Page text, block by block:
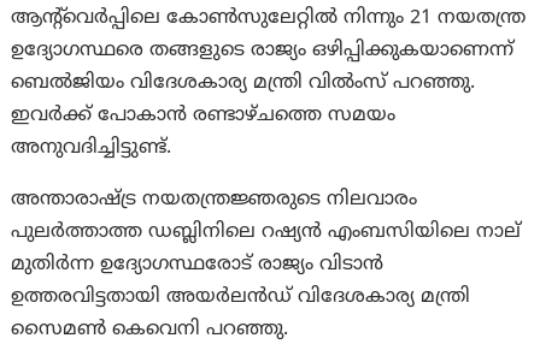
ആന്റ്‌വെർപ്പിലെ കോൺസുലേറ്റിൽ നിന്നും 21 നയതന്ത്ര
ഉദ്യോഗസ്ഥരെ തങ്ങളുടെ രാജ്യം ഒഴിപ്പിക്കുകയാണെന്ന്
ബെൽജിയം വിദേശകാര്യ മന്ത്രി വിൽംസ് പറഞ്ഞു.
ഇവർക്ക് പോകാൻ രണ്ടാഴ്ചത്തെ സമയം
അനുവദിച്ചിട്ടുണ്ട്.
അന്താരാഷ്ട്ര നയതന്ത്രജ്ഞരുടെ നിലവാരം
പുലർത്താത്ത ഡബ്ലിനിലെ റഷ്യൻ എംബസിയിലെ നാല്
മുതിർന്ന ഉദ്യോഗസ്ഥരോട് രാജ്യം വിടാൻ
ഉത്തരവിട്ടതായി അയർലൻഡ് വിദേശകാര്യ മന്ത്രി
സൈമൺ കെവെനി പറഞ്ഞു.